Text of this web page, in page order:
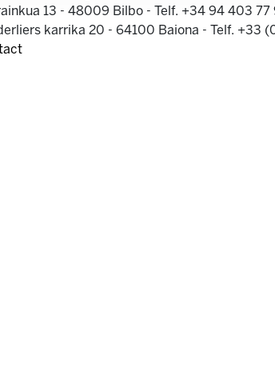
13 - 48009 Bilbo - Telf. +34 94 403 77
karrika 20 - 64100 Baiona - Telf. +33